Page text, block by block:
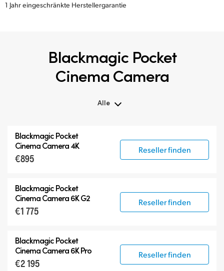
1 Jahr eingeschränkte Herstellergarantie
Blackmagic Pocket
Cinema Camera
Alle
Blackmagic Pocket Cinema Camera
Zubehör
Blackmagic Pocket
Cinema Camera 4K
€895
Reseller finden
Blackmagic Pocket
Cinema Camera 6K G2
€1 775
Reseller finden
Blackmagic Pocket
Cinema Camera 6K Pro
€2 195
Reseller finden